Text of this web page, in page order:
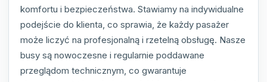
komfortu i bezpieczeństwa. Stawiamy na indywidualne
podejście do klienta, co sprawia, że każdy pasażer
może liczyć na profesjonalną i rzetelną obsługę. Nasze
busy są nowoczesne i regularnie poddawane
przeglądom technicznym, co gwarantuje